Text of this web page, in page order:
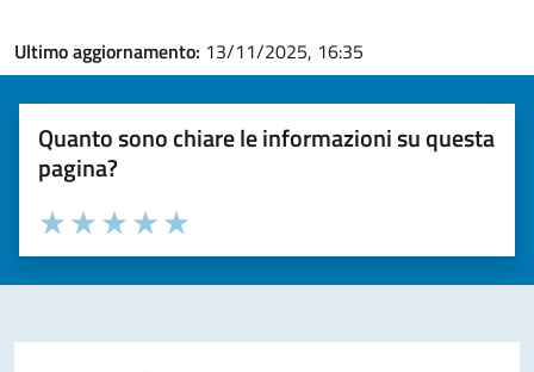
Ultimo aggiornamento: 13/11/2025, 16:35
Quanto sono chiare le informazioni su questa
pagina?
Valuta la chiarezza delle informazioni (da 1 a 5 stelle)
Seleziona il numero di stelle per valutare la chiarezza delle
Valuta 5 stelle su 5
Valuta 4 stelle su 5
Valuta 3 stelle su 5
Valuta 2 stelle su 5
Valuta 1 stelle su 5